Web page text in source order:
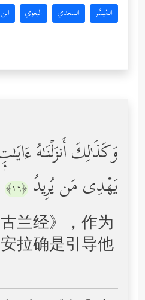
المُيسَّر السعدي البغوي
وَكَذَ ٰ⁠لِكَ أَنزَلۡنَـٰهُ
یَهۡدِی مَن یُرِیدُ ﴿١٦﴾
兰经》，作为
拉确是引导他